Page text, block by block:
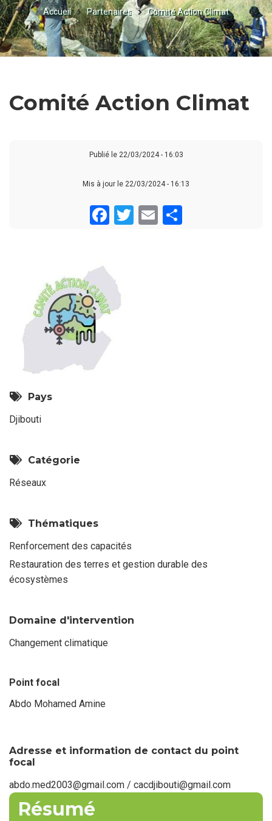
FIL
D'ARIANE
Accueil Partenaires Comité Action Climat
Comité Action Climat
Publié le 22/03/2024 - 16:03
Mis à jour le 22/03/2024 - 16:13
Facebook
Twitter
Email
Pays
Djibouti
Catégorie
Réseaux
Thématiques
Renforcement des capacités
Restauration des terres et gestion durable des
écosystèmes
Domaine d'intervention
Changement climatique
Point focal
Nom
focal
Abdo Mohamed Amine
Adresse et information de contact du point
focal
abdo.med2003@gmail.com / cacdjibouti@gmail.com
Résumé